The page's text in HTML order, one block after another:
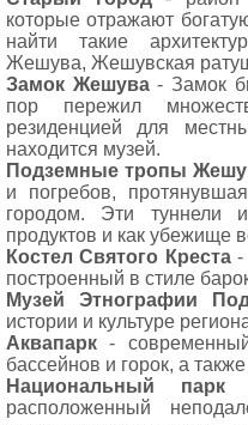
которые отражают
найти такие
Жешува, Жешувская
Замок Жешува- Замок
пор пережил
резиденцией для
находится музей.
Подземные тропы
и погребов,
городом. Эти туннели
продуктов и как убежище
Костел Святого Креста-
построенный в стиле
Музей Этнографии
истории и культуре
Аквапарк -
бассейнов и горок, а
Национальный парк
расположенный